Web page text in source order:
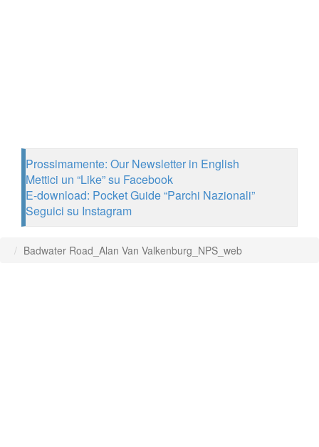
Prossimamente: Our Newsletter in English
Mettici un “Like” su Facebook
E-download: Pocket Guide “Parchi Nazionali”
Seguici su Instagram
Badwater Road_Alan Van Valkenburg_NPS_web